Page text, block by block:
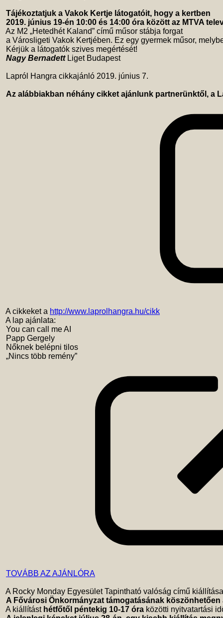
Tájékoztatjuk a Vakok Kertje látogatóit, hogy a kertben
2019. június 19-én 10:00 és 14:00 óra között az MTVA
Az M2 „Hetedhét Kaland” című műsor stábja forgat
a Városligeti Vakok Kertjében. Ez egy gyermek műsor,
Kérjük a látogatók szives megértését!
Nagy Bernadett Liget Budapest
Lapról Hangra cikkajánló 2019. június 7.
Az alábbiakban néhány cikket ajánlunk partnerünktől, a
A cikkeket a http://www.laprolhangra.hu/cikk
A lap ajánlata:
You can call me AI
Papp Gergely
Nőknek belépni tilos
„Nincs több remény”
TOVÁBB AZ AJÁNLÓRA
A Rocky Monday Egyesület Tapintható valóság című
A Fővárosi Önkormányzat támogatásának
A kiállítást hétfőtől péntekig 10-17 óra közötti nyitvatartási